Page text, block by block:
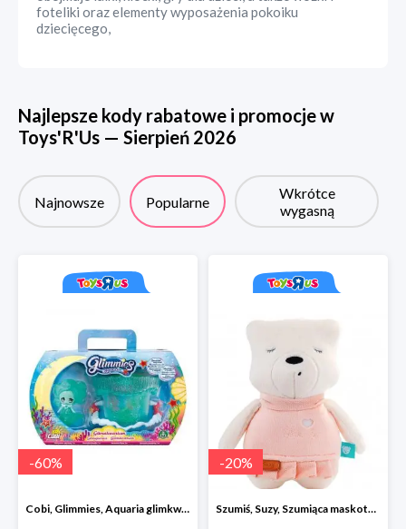
foteliki oraz elementy wyposażenia pokoiku
dziecięcego,
Najlepsze kody rabatowe i promocje w
Toys'R'Us — Sierpień 2026
Najnowsze Popularne
Wkrótce
wygasną
-60%
Cobi, Glimmies, Aquaria glimkwarium, różne rodzaje
-20%
Szumiś, Suzy, Szumiąca maskotka z czujnikiem snu